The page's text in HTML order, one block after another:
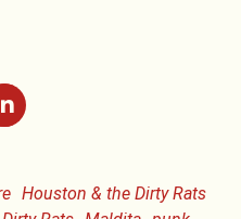
Houston & the Dirty Rats